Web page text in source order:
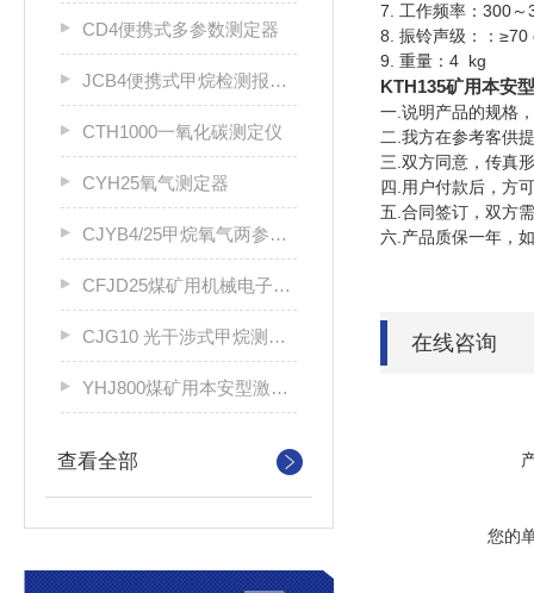
CD4便携式多参数测定器
JCB4便携式甲烷检测报警仪
CTH1000一氧化碳测定仪
CYH25氧气测定器
CJYB4/25甲烷氧气两参数报警仪
CFJD25煤矿用机械电子式风速表
CJG10 光干涉式甲烷测定器
YHJ800煤矿用本安型激光指示仪
查看全部
7. 工作频率：300～
8. 振铃声级：：≥70
9. 重量：4 kg
KTH135矿用本安
一.说明产品的规格
二.我方在参考客供
三.双方同意，传真
四.用户付款后，方
五.合同签订，双方
六.产品质保一年，
在线咨询
您的